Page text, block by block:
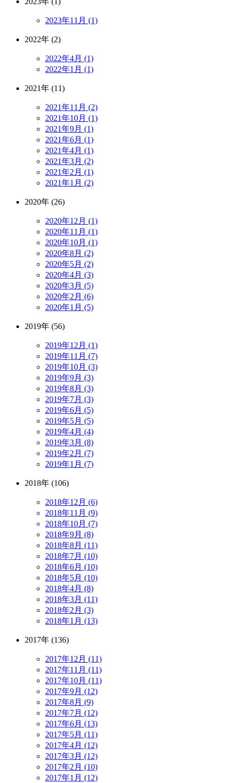
2023年11月 (1)
2022年 (2)
2022年4月 (1)
2022年1月 (1)
2021年 (11)
2021年11月 (2)
2021年10月 (1)
2021年9月 (1)
2021年6月 (1)
2021年4月 (1)
2021年3月 (2)
2021年2月 (1)
2021年1月 (2)
2020年 (26)
2020年12月 (1)
2020年11月 (1)
2020年10月 (1)
2020年8月 (2)
2020年5月 (2)
2020年4月 (3)
2020年3月 (5)
2020年2月 (6)
2020年1月 (5)
2019年 (56)
2019年12月 (1)
2019年11月 (7)
2019年10月 (3)
2019年9月 (3)
2019年8月 (3)
2019年7月 (3)
2019年6月 (5)
2019年5月 (5)
2019年4月 (4)
2019年3月 (8)
2019年2月 (7)
2019年1月 (7)
2018年 (106)
2018年12月 (6)
2018年11月 (9)
2018年10月 (7)
2018年9月 (8)
2018年8月 (11)
2018年7月 (10)
2018年6月 (10)
2018年5月 (10)
2018年4月 (8)
2018年3月 (11)
2018年2月 (3)
2018年1月 (13)
2017年 (136)
2017年12月 (11)
2017年11月 (11)
2017年10月 (11)
2017年9月 (12)
2017年8月 (9)
2017年7月 (12)
2017年6月 (13)
2017年5月 (11)
2017年4月 (12)
2017年3月 (12)
2017年2月 (10)
2017年1月 (12)